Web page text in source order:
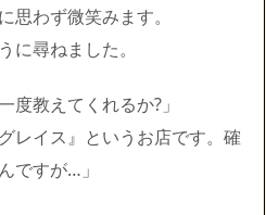
思わず微笑みます。
に尋ねました。
度教えてくれるか?」
レイス』というお店です。確
ですが…」